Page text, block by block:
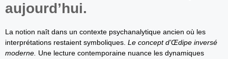
aujourd’hui.
La notion naît dans un contexte psychanalytique ancien où les
interprétations restaient symboliques. Le concept d’Œdipe inversé
moderne. Une lecture contemporaine nuance les dynamiques